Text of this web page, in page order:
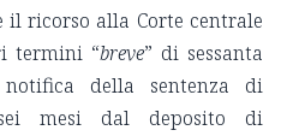
il ricorso alla Corte centrale
termini “breve” di sessanta
della sentenza di
mesi dal deposito di